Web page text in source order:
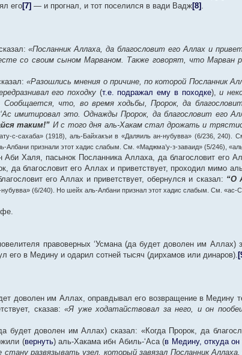
его[7] — и прогнал, и тот поселился в вади Вадж[8]
«Посланник Аллаха, да благословит его Аллах и
со своим сыном Марваном. Также говорят, что Марван
«Разошлись мнения о причине, по которой Посланник
его походку (т.е. подражал ему в походке),и
что, во время ходьбы, Пророк, да
имитировал это. Однажды Пророк, да благословит его
таким!” И с того дня аль-Хакам стал дрожать и
с-сахаба» (1918), аль-Байхакъи в «Даляиль ан-нубувва» (6/236, 240).
признали этот хадис слабым. См. «Маджма’у-з-заваид» (5/246),
Халя, пасынок Посланника Аллаха, да благословит его
да благословит его Аллах и приветствует, проходил мимо
его Аллах и приветствует, обернулся и сказал: “О
(6/240). Но шейх аль-Албани признал этот хадис слабым. См. «ас-
правоверных ‘Усмана (да будет доволен им Аллах)
его в Медину и одарил сотней тысяч (дирхамов или динаров).
доволен им Аллах, оправдывал его возвращение в Медину
сказав: «Я уже ходатайствовал за него, и он
будет доволен им Аллах) сказал: «Когда Пророк, да
(вернуть) аль-Хакама ибн Абиль-‘Аса (в Медину, откуда
стану развязывать узел, который завязал Посланник